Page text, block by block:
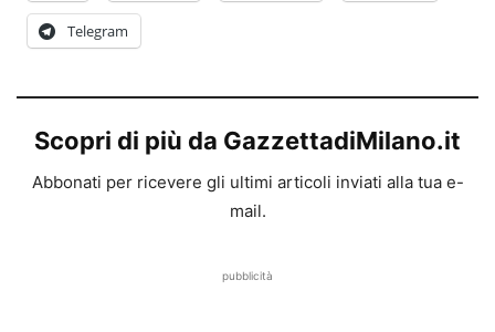
Telegram
Scopri di più da GazzettadiMilano.it
Abbonati per ricevere gli ultimi articoli inviati alla tua e-
mail.
pubblicità